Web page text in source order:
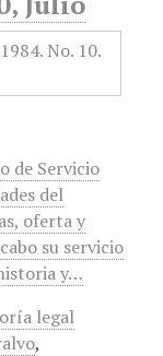
de Servicio
del
oferta y
su servicio
y…
legal
,